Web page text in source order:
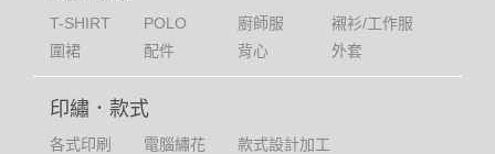
T-SHIRT POLO 廚師服
襯衫/工作服
圍裙
配件 背心 外套
印繡．款式
各式印刷 電腦繡花 款式設計加工